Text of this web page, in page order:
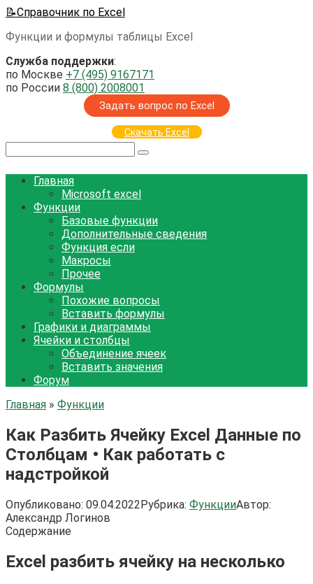
Перейти
контенту
📝Справочник по Excel
Функции и формулы таблицы Excel
Служба поддержки:
по Москве +7 (495) 9167171
по России 8 (800) 2008001
Задать вопрос по Excel
Скачать Excel
Главная
Microsoft excel
Функции
Базовые функции
Дополнительные сведения
Функция если
Макросы
Прочее
Формулы
Похожие вопросы
Вставить формулы
Графики и диаграммы
Ячейки и столбцы
Объединение ячеек
Вставить значения
Форум
Главная » Функции
Как Разбить Ячейку Excel Данные по
Столбцам • Как работать с
надстройкой
Опубликовано: 09.04.2022Рубрика: ФункцииАвтор:
Александр Логинов
Содержание
Excel разбить ячейку на несколько